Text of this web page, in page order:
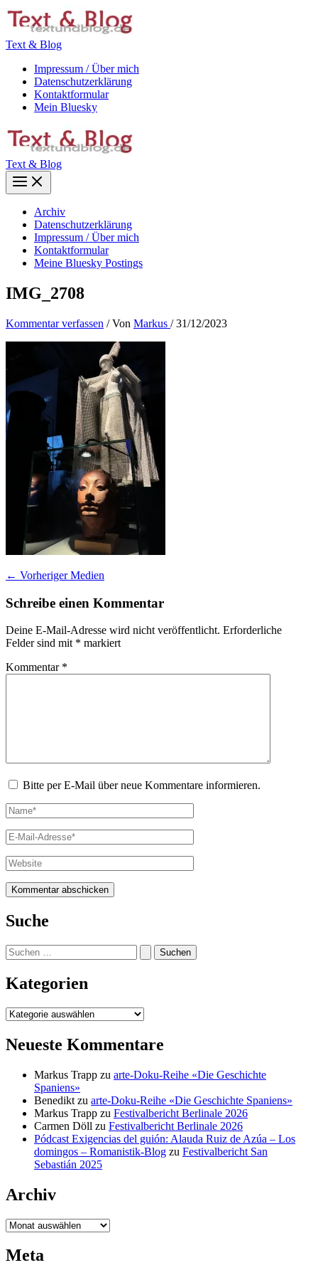
Zum
Inhalt
Text & Blog
Impressum / Über mich
Datenschutzerklärung
Kontaktformular
Mein Bluesky
Text & Blog
Main
Menu
Archiv
Datenschutzerklärung
Impressum / Über mich
Kontaktformular
Meine Bluesky Postings
IMG_2708
Kommentar verfassen / Von Markus /31/12/2023
← Vorheriger Medien
Schreibe einen Kommentar
Deine E-Mail-Adresse wird nicht veröffentlicht. Erforderliche
Felder sind mit * markiert
Kommentar *
Bitte per E-Mail über neue Kommentare informieren.
Name*
E-
Mail-
Adresse*
Website
Suche
Suchen
nach:
Kategorien
Kategorien
Neueste Kommentare
Markus Trapp zu arte-Doku-Reihe «Die Geschichte
Spaniens»
Benedikt zu arte-Doku-Reihe «Die Geschichte Spaniens»
Markus Trapp zu Festivalbericht Berlinale 2026
Carmen Döll zu Festivalbericht Berlinale 2026
Pódcast Exigencias del guión: Alauda Ruiz de Azúa – Los
domingos – Romanistik-Blog zu Festivalbericht San
Sebastián 2025
Archiv
Archiv
Meta